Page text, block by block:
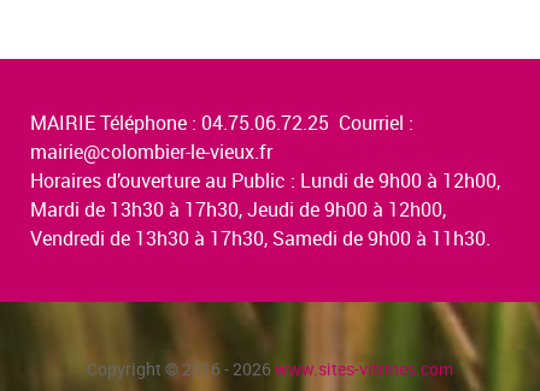
MAIRIE Téléphone : 04.75.06.72.25 Courriel :
mairie@colombier-le-vieux.fr
Horaires d’ouverture au Public : Lundi de 9h00 à 12h00,
Mardi de 13h30 à 17h30, Jeudi de 9h00 à 12h00,
Vendredi de 13h30 à 17h30, Samedi de 9h00 à 11h30.
Copyright © 2016 - 2026www.sites-vitrines.com